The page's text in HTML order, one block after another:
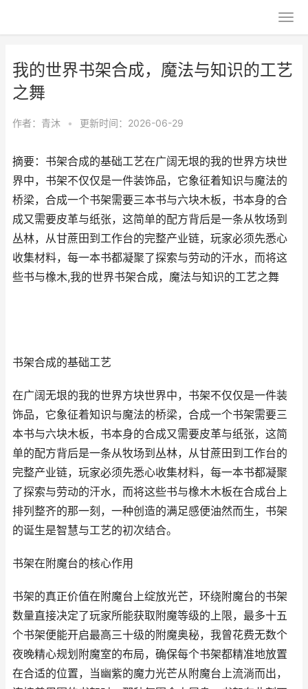
我的世界书架合成，魔法与知识的工艺
之舞
作者： 青沐 • 更新时间：2026-06-29
摘要：书架合成的基础工艺在广阔无垠的我的世界方块世
界中，书架不仅仅是一件装饰品，它象征着知识与魔法的
桥梁，合成一个书架需要三本书与六块木板，书本身的合
成又需要皮革与纸张，这简单的配方背后是一条从牧场到
丛林，从甘蔗田到工作台的完整产业链，玩家必须先悉心
收集材料，每一本书都凝聚了探索与劳动的汗水，而将这
些书与橡木,我的世界书架合成，魔法与知识的工艺之舞
书架合成的基础工艺
在广阔无垠的我的世界方块世界中，书架不仅仅是一件装
饰品，它象征着知识与魔法的桥梁，合成一个书架需要三
本书与六块木板，书本身的合成又需要皮革与纸张，这简
单的配方背后是一条从牧场到丛林，从甘蔗田到工作台的
完整产业链，玩家必须先悉心收集材料，每一本书都凝聚
了探索与劳动的汗水，而将这些书与橡木木板在合成台上
排列整齐的那一刻，一种创造的满足感便油然而生，书架
的诞生是智慧与工艺的初次结合。
书架在附魔台的核心作用
书架的真正价值在附魔台上绽放光芒，环绕附魔台的书架
数量直接决定了玩家所能获取附魔等级的上限，最多十五
个书架便能开启最高三十级的附魔奥秘，我曾花费无数个
夜晚精心规划附魔室的布局，确保每个书架都精准地放置
在合适的位置，当幽紫的魔力光芒从附魔台上流淌而出，